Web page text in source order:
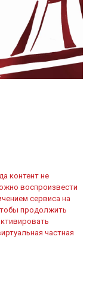
контент не
воспроизвести
сервиса на
продолжить
частная